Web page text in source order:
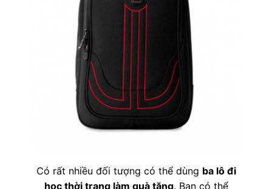
Có rất nhiều đối tượng có thể dùng ba lô đi
học thời trang làm quà tặng. Bạn có thể